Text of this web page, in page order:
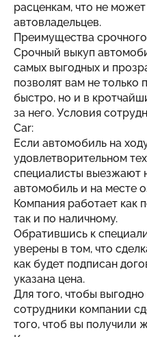
расценкам, что не
автовладельцев.
Преимущества
Срочный выкуп
самых выгодных и
позволят вам не только
быстро, но и в
за него. Условия
Car:
Если автомобиль на
удовлетворительном
специалисты выезжают
автомобиль и на месте
Компания работает как
так и по наличному.
Обратившись к
уверены в том, что
как будет подписан
указана цена.
Для того, чтобы
сотрудники компании
того, чтоб вы получили